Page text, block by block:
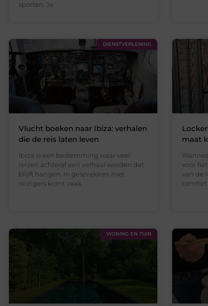
sporten. Je
DIENSTVERLENING
Vlucht boeken naar Ibiza: verhalen
die de reis laten leven
Ibiza is een bestemming waar veel
reizen achteraf een verhaal worden dat
blijft hangen. In gesprekken met
reizigers komt vaak
maat
voor
van de
comfort
WONING EN TUIN